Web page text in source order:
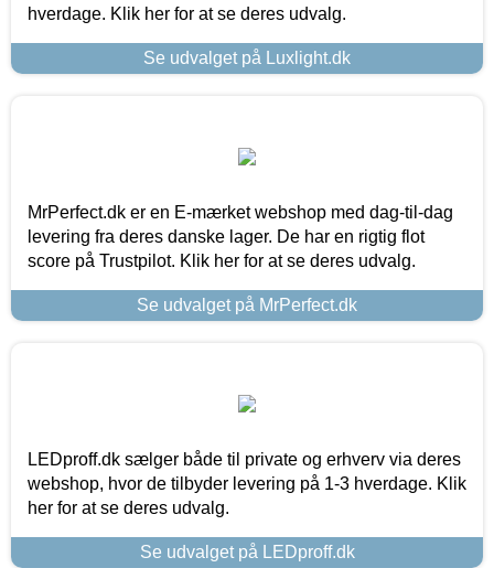
hverdage. Klik her for at se deres udvalg.
Se udvalget på Luxlight.dk
MrPerfect.dk er en E-mærket webshop med dag-til-dag
levering fra deres danske lager. De har en rigtig flot
score på Trustpilot. Klik her for at se deres udvalg.
Se udvalget på MrPerfect.dk
LEDproff.dk sælger både til private og erhverv via deres
webshop, hvor de tilbyder levering på 1-3 hverdage. Klik
her for at se deres udvalg.
Se udvalget på LEDproff.dk